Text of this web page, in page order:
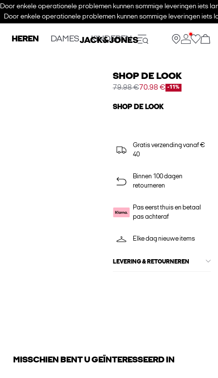
Door enkele operationele problemen kunnen sommige leveringen iets
Door enkele operationele problemen kunnen sommige leveringen
HEREN DAMES KINDEREN
SHOP DE LOOK
79.98 €70.98 € -11%
SHOP DE LOOK
Gratis verzending vanaf €
40
Binnen 100 dagen
retourneren
Pas eerst thuis en betaal
pas achteraf
Elke dag nieuwe items
LEVERING & RETOURNEREN
MISSCHIEN BENT U GEÏNTERESSEERD IN